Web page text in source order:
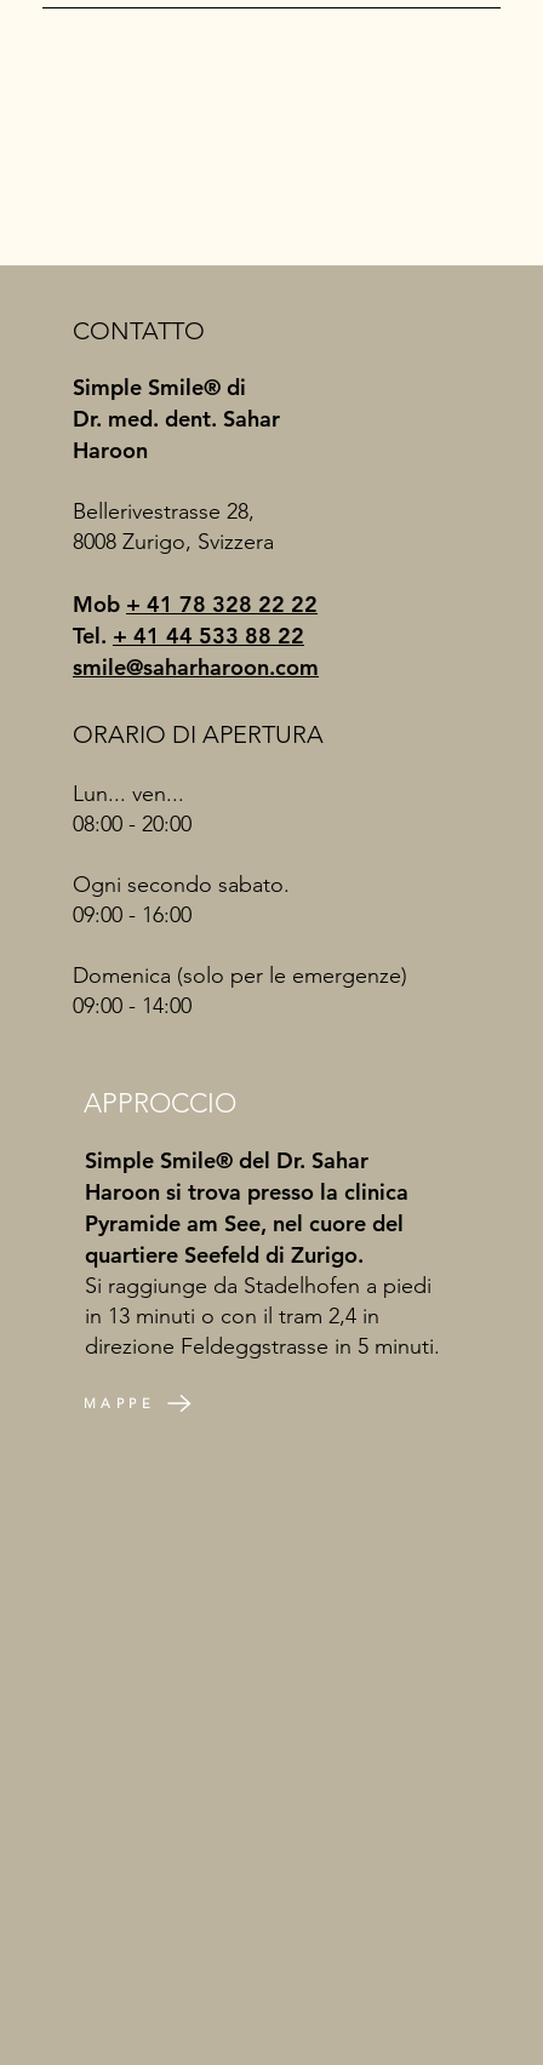
CONTATTO
Simple Smile® di
Dr. med. dent. Sahar
Haroon
Bellerivestrasse 28,
8008 Zurigo, Svizzera
Mob + 41 78 328 22 22
Tel. + 41 44 533 88 22
smile@saharharoon.com
ORARIO DI APERTURA
Lun... ven...
08:00 - 20:00
Ogni secondo sabato.
09:00 - 16:00
Domenica (solo per le emergenze)
09:00 - 14:00
APPROCCIO
Simple Smile® del Dr. Sahar
Haroon si trova presso la clinica
Pyramide am See, nel cuore del
quartiere Seefeld di Zurigo.
Si raggiunge da Stadelhofen a piedi
in 13 minuti o con il tram 2,4 in
direzione Feldeggstrasse in 5 minuti.
MAPPE